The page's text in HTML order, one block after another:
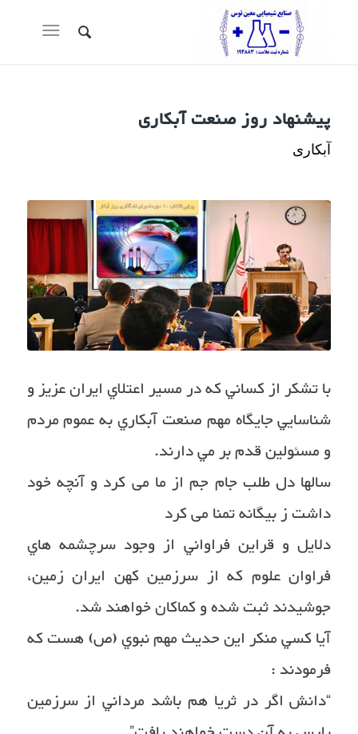
پیشنهاد روز صنعت آبکاری
آبکاری
با تشكر از كساني كه در مسير اعتلاي ايران عزيز و
شناسايي جايگاه مهم صنعت آبكاري به عموم مردم
و مسئولين قدم بر مي دارند.
سالها دل طلب جام جم از ما می کرد و آنچه خود
داشت ز بیگانه تمنا می کرد
دلايل و قراين فراواني از وجود سرچشمه هاي
فراوان علوم كه از سرزمين كهن ايران زمين،
جوشيدند ثبت شده و كماكان خواهند شد.
آيا كسي منكر اين حديث مهم نبوي (ص) هست كه
فرمودند :
“دانش اگر در ثريا هم باشد مرداني از سرزمين